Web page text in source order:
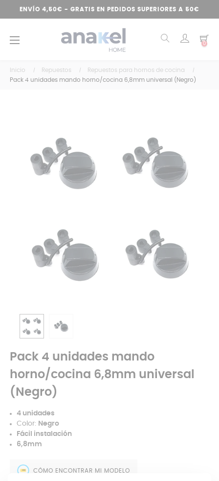
ENVÍO 4,50€ - GRATIS EN PEDIDOS SUPERIORES A 50€
Navegación
☰ 0
Inicio Repuestos
Repuestos para hornos de cocina
Pack 4 unidades mando horno/cocina 6,8mm universal (Negro)
Pack 4 unidades mando
horno/cocina 6,8mm universal
(Negro)
4 unidades
Color: Negro
Fácil instalación
6,8mm
CÓMO ENCONTRAR MI MODELO